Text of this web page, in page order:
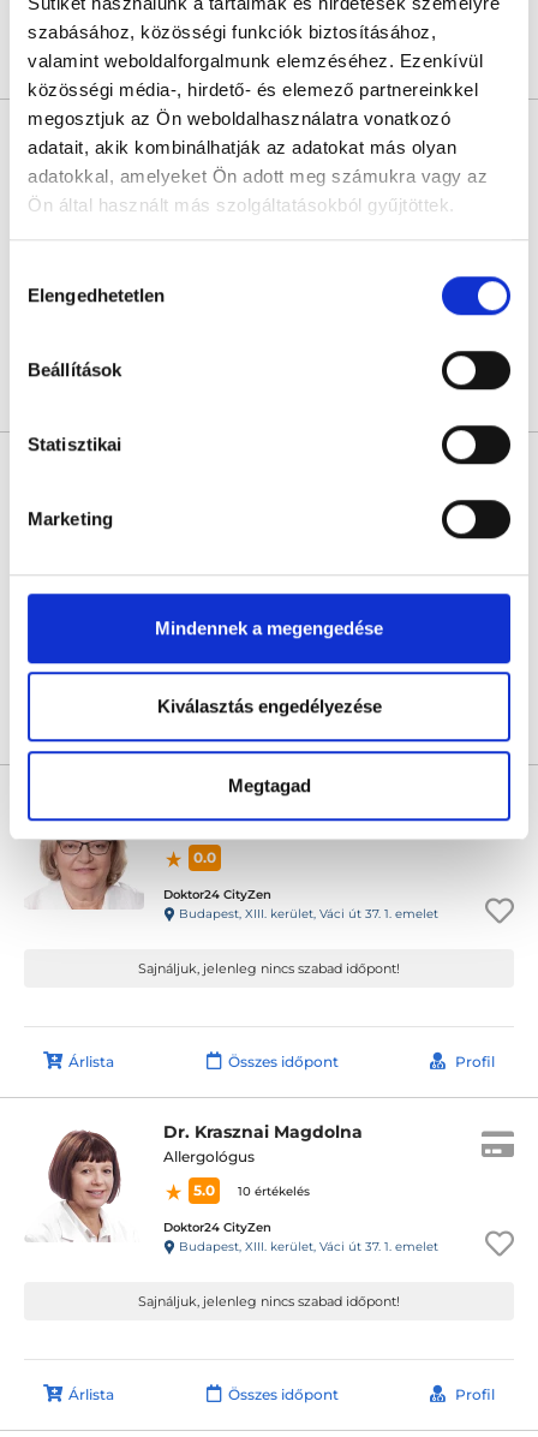
szabásához, közösségi funkciók biztosításához,
valamint weboldalforgalmunk elemzéséhez. Ezenkívül
közösségi média-, hirdető- és elemező partnereinkkel
megosztjuk az Ön weboldalhasználatra vonatkozó
adatait, akik kombinálhatják az adatokat más olyan
adatokkal, amelyeket Ön adott meg számukra vagy az
Ön által használt más szolgáltatásokból gyűjtöttek.
szabályzat:https://foglaljorvost.hu/info/foglaljorvost-
kiválasztása
Elengedhetetlen
Beállítások
Statisztikai
Marketing
Mindennek a megengedése
Kiválasztás engedélyezése
Megtagad
Árlista Összes időpont Profil
Allergológus
Következő időpont:
Profil
Budapest, XII. kerület, Alkotás utca 55-61. Hillside
Sajnáljuk, jelenleg nincs szabad időpont!
Dr. Farkas Márta
Allergológus
0.0
Doktor24 CityZen
Budapest, XIII. kerület, Váci út 37. 1. emelet
Sajnáljuk, jelenleg nincs szabad időpont!
Árlista Összes időpont Profil
Dr. Krasznai Magdolna
Allergológus
5.0
10 értékelés
Doktor24 CityZen
Budapest, XIII. kerület, Váci út 37. 1. emelet
Sajnáljuk, jelenleg nincs szabad időpont!
Árlista Összes időpont Profil